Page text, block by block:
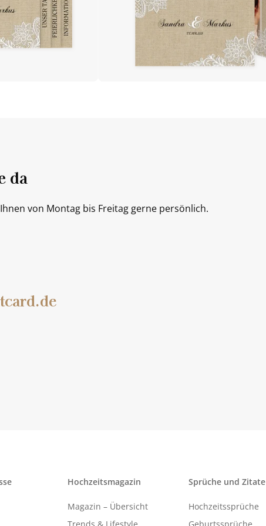
da
von Montag bis Freitag gerne persönlich.
Hochzeitsmagazin
Magazin – Übersicht
Sprüche und Zitate
Hochzeitssprüche